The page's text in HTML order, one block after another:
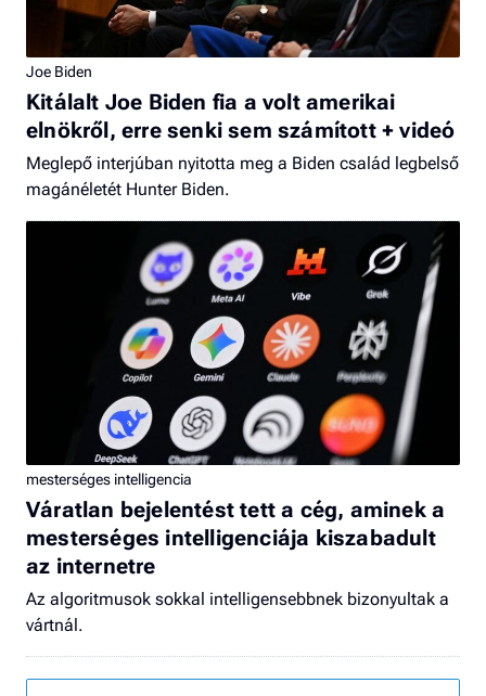
Joe Biden
Kitálalt Joe Biden fia a volt amerikai
elnökről, erre senki sem számított + videó
Meglepő interjúban nyitotta meg a Biden család legbelső
magánéletét Hunter Biden.
mesterséges intelligencia
Váratlan bejelentést tett a cég, aminek a
mesterséges intelligenciája kiszabadult
az internetre
Az algoritmusok sokkal intelligensebbnek bizonyultak a
vártnál.